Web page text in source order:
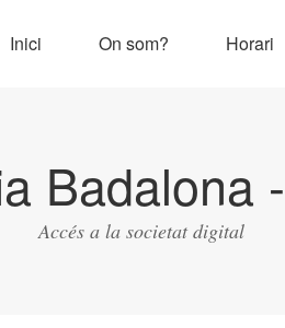
Inici On som? Horari
Badalona
Accés a la societat digital